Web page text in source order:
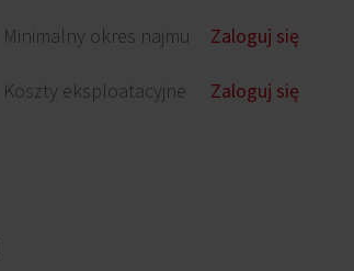
Minimalny okres najmu Zaloguj się
Koszty eksploatacyjne Zaloguj się